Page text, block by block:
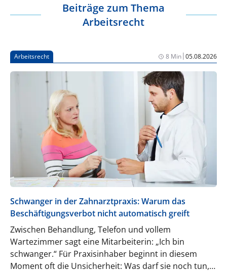
Beiträge zum Thema
Arbeitsrecht
Arbeitsrecht 8 Min|05.08.2026
Schwanger in der Zahnarztpraxis: Warum das
Beschäftigungsverbot nicht automatisch greift
Zwischen Behandlung, Telefon und vollem
Wartezimmer sagt eine Mitarbeiterin: „Ich bin
schwanger.“ Für Praxisinhaber beginnt in diesem
Moment oft die Unsicherheit: Was darf sie noch tun,